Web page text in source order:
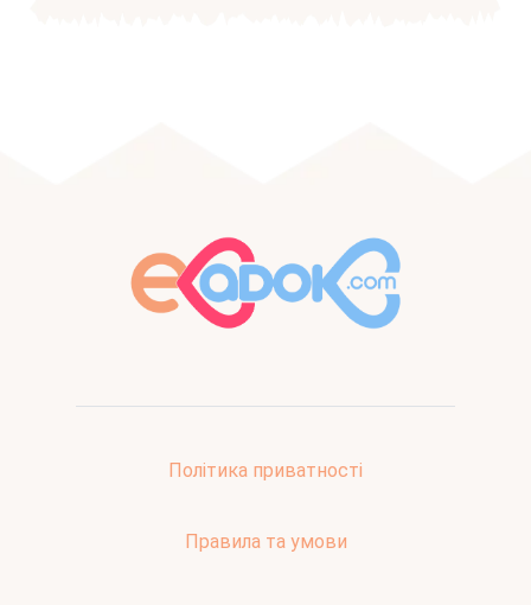
Політика приватності
Правила та умови